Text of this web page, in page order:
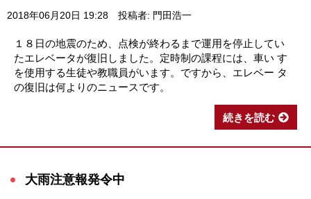
2018年06月20日 19:28 投稿者: 門田浩一
１８日の地震のため、点検が終わるまで運用を停止してい
たエレベータが復旧しました。定時制の課程には、車い す
を使用する生徒や教職員がいます。ですから、エレベー タ
の復旧は何よりのニュースです。
続きを読む
大雨注意報発令中